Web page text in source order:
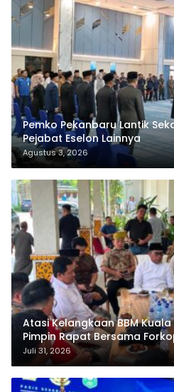
Pemko Pekanbaru Lantik
Pejabat Eselon Lainnya
Agustus 3, 2026
Atasi Kelangkaan BBM
Pimpin Rapat Bersama
Pertamina
Juli 31, 2026